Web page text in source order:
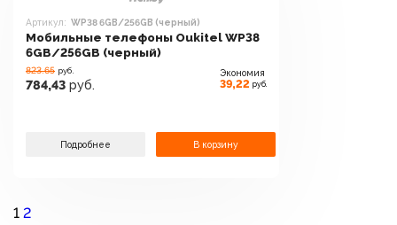
Артикул: WP38 6GB/256GB (черный)
Мобильные телефоны Oukitel WP38
6GB/256GB (черный)
823.65 руб.
784,43 руб.
Экономия
39,22 руб.
Подробнее В корзину
1 2